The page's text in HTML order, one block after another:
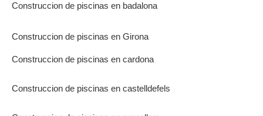
Construccion de piscinas en badalona
Construccion de piscinas en Girona
Construccion de piscinas en cardona
Construccion de piscinas en castelldefels